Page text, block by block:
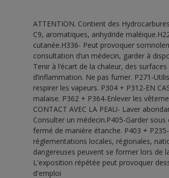
ATTENTION. Contient des
C9, aromatiques, anhydride
cutanée.H336- Peut provoquer
consultation d’un médecin, garder à
Tenir à l’écart de la chaleur, des
d’inflammation. Ne pas fumer. P271-
respirer les vapeurs. P304 + P312-EN
malaise. P362 + P364-Enlever les
CONTACT AVEC LA PEAU- Laver
Consulter un médecin.P405-Garder
fermé de manière étanche. P403 +
réglementations locales, régionales,
dangereuses peuvent se former lors de
L'exposition répétée peut provoquer
d'emploi